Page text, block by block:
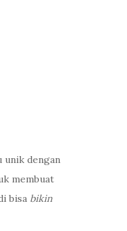
unik dengan
membuat
bisa bikin